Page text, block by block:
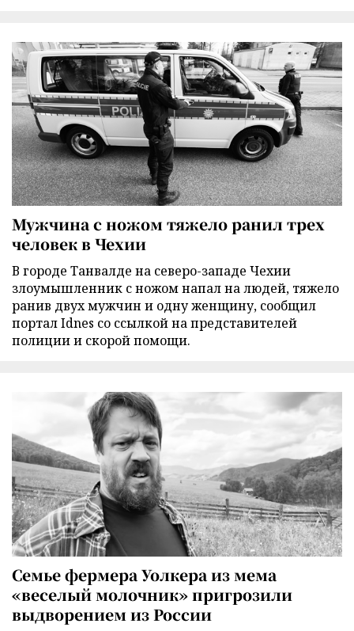
Мужчина с ножом тяжело ранил трех
человек в Чехии
В городе Танвалде на северо-западе Чехии
злоумышленник с ножом напал на людей, тяжело
ранив двух мужчин и одну женщину, сообщил
портал Idnes со ссылкой на представителей
полиции и скорой помощи.
Семье фермера Уолкера из мема
«веселый молочник» пригрозили
выдворением из России